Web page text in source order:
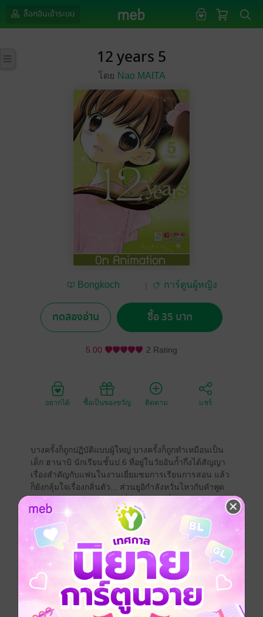
ล็อกอินเข้าระบบ
12 years 5
โดย Nao MAITA
Bongkoch
การ์ตูนผู้หญิง
ทดลองอ่าน ซื้อ 35 บาท
5.00 2 Rating
อยากได้ ซื้อเป็นของขวัญ ติดตาม แชร์
บางครั้งก็ถูกปฏิบัติแบบผู้ใหญ่ บางครั้งก็ถูกทำเหมือนเป็น
เด็ก ฮานาบิ นักเรียนชั้นป.6 ที่อยู่ในวัยอันก้ำกึ่งได้สัญญา
เรื่องสำคัญกับแฟนในงานเยี่ยมชมการเรียนการสอน แล้ว
ก็ยังกลุ้มใจเรื่องกลิ่นตัว... ส่วนยูอิกำลังหวั่นไหวกับคำพูด
ของฮิยามะ... เล่ม 5 ของซีรี่ส์ยอดนิยมเกี่ยวกับรักแรกและ
ความกลัดกลุ้มอันบริสุทธิ์ของเด็กสาววัย 12 ปี
การ์ตูนผู้หญิง หนังสือแปล โรแมนติก
ซีรีส์ 12 years
ประเภทไฟล์